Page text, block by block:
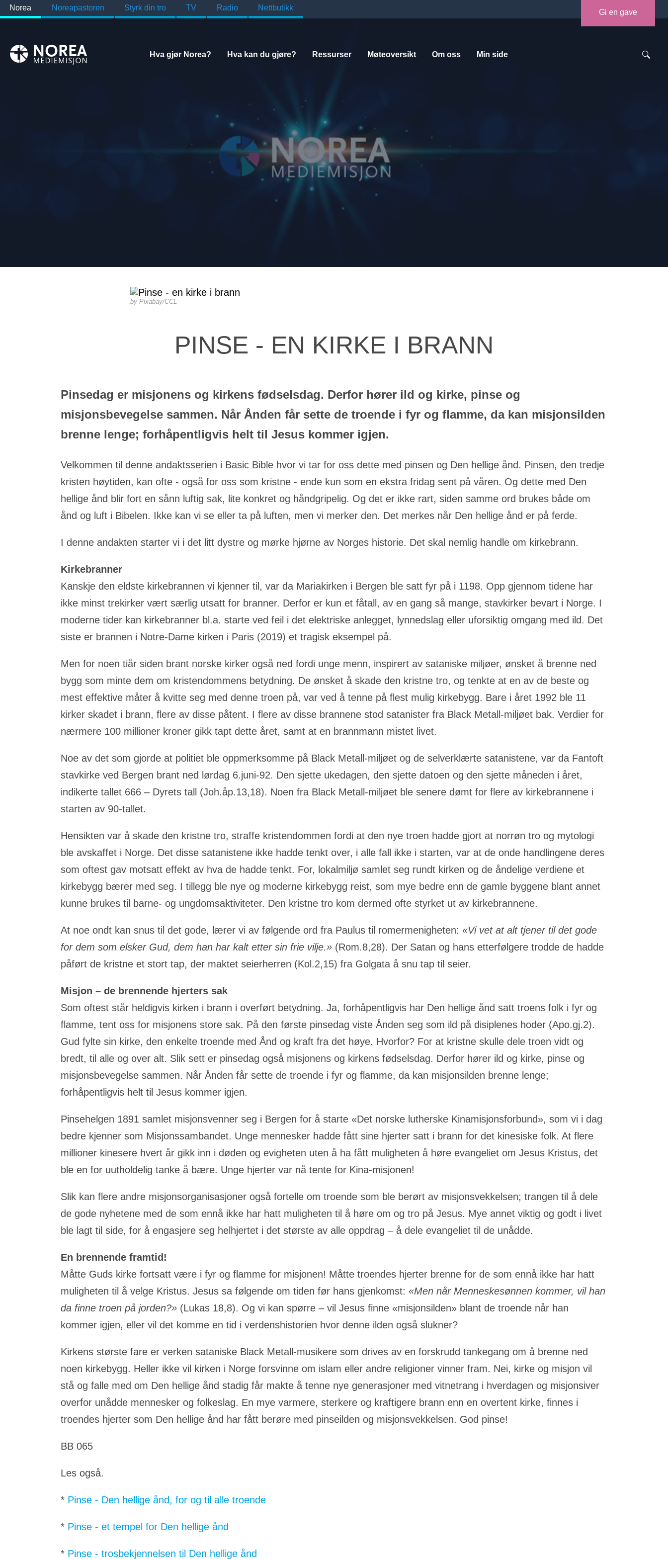
Norea Noreapastoren Styrk din tro TV Radio Nettbutikk
Gi en gave
Hva gjør Norea? Hva kan du gjøre? Ressurser Møteoversikt Om oss Min side
Pixabay/CCL
PINSE - EN KIRKE I BRANN
Pinsedag er misjonens og kirkens fødselsdag. Derfor hører ild og kirke, pinse og
misjonsbevegelse sammen. Når Ånden får sette de troende i fyr og flamme, da kan misjonsilden
brenne lenge; forhåpentligvis helt til Jesus kommer igjen.
Velkommen til denne andaktsserien i Basic Bible hvor vi tar for oss dette med pinsen og Den hellige ånd. Pinsen, den tredje
kristen høytiden, kan ofte - også for oss som kristne - ende kun som en ekstra fridag sent på våren. Og dette med Den
hellige ånd blir fort en sånn luftig sak, lite konkret og håndgripelig. Og det er ikke rart, siden samme ord brukes både om
ånd og luft i Bibelen. Ikke kan vi se eller ta på luften, men vi merker den. Det merkes når Den hellige ånd er på ferde.
I denne andakten starter vi i det litt dystre og mørke hjørne av Norges historie. Det skal nemlig handle om kirkebrann.
Kirkebranner
Kanskje den eldste kirkebrannen vi kjenner til, var da Mariakirken i Bergen ble satt fyr på i 1198. Opp gjennom tidene har
ikke minst trekirker vært særlig utsatt for branner. Derfor er kun et fåtall, av en gang så mange, stavkirker bevart i Norge. I
moderne tider kan kirkebranner bl.a. starte ved feil i det elektriske anlegget, lynnedslag eller uforsiktig omgang med ild. Det
siste er brannen i Notre-Dame kirken i Paris (2019) et tragisk eksempel på.
Men for noen tiår siden brant norske kirker også ned fordi unge menn, inspirert av sataniske miljøer, ønsket å brenne ned
bygg som minte dem om kristendommens betydning. De ønsket å skade den kristne tro, og tenkte at en av de beste og
mest effektive måter å kvitte seg med denne troen på, var ved å tenne på flest mulig kirkebygg. Bare i året 1992 ble 11
kirker skadet i brann, flere av disse påtent. I flere av disse brannene stod satanister fra Black Metall-miljøet bak. Verdier for
nærmere 100 millioner kroner gikk tapt dette året, samt at en brannmann mistet livet.
Noe av det som gjorde at politiet ble oppmerksomme på Black Metall-miljøet og de selverklærte satanistene, var da Fantoft
stavkirke ved Bergen brant ned lørdag 6.juni-92. Den sjette ukedagen, den sjette datoen og den sjette måneden i året,
indikerte tallet 666 – Dyrets tall (Joh.åp.13,18). Noen fra Black Metall-miljøet ble senere dømt for flere av kirkebrannene i
starten av 90-tallet.
Hensikten var å skade den kristne tro, straffe kristendommen fordi at den nye troen hadde gjort at norrøn tro og mytologi
ble avskaffet i Norge. Det disse satanistene ikke hadde tenkt over, i alle fall ikke i starten, var at de onde handlingene deres
som oftest gav motsatt effekt av hva de hadde tenkt. For, lokalmiljø samlet seg rundt kirken og de åndelige verdiene et
kirkebygg bærer med seg. I tillegg ble nye og moderne kirkebygg reist, som mye bedre enn de gamle byggene blant annet
kunne brukes til barne- og ungdomsaktiviteter. Den kristne tro kom dermed ofte styrket ut av kirkebrannene.
At noe ondt kan snus til det gode, lærer vi av følgende ord fra Paulus til romermenigheten: «Vi vet at alt tjener til det gode
for dem som elsker Gud, dem han har kalt etter sin frie vilje.» (Rom.8,28). Der Satan og hans etterfølgere trodde de hadde
påført de kristne et stort tap, der maktet seierherren (Kol.2,15) fra Golgata å snu tap til seier.
Misjon – de brennende hjerters sak
Som oftest står heldigvis kirken i brann i overført betydning. Ja, forhåpentligvis har Den hellige ånd satt troens folk i fyr og
flamme, tent oss for misjonens store sak. På den første pinsedag viste Ånden seg som ild på disiplenes hoder (Apo.gj.2).
Gud fylte sin kirke, den enkelte troende med Ånd og kraft fra det høye. Hvorfor? For at kristne skulle dele troen vidt og
bredt, til alle og over alt. Slik sett er pinsedag også misjonens og kirkens fødselsdag. Derfor hører ild og kirke, pinse og
misjonsbevegelse sammen. Når Ånden får sette de troende i fyr og flamme, da kan misjonsilden brenne lenge;
forhåpentligvis helt til Jesus kommer igjen.
Pinsehelgen 1891 samlet misjonsvenner seg i Bergen for å starte «Det norske lutherske Kinamisjonsforbund», som vi i dag
bedre kjenner som Misjonssambandet. Unge mennesker hadde fått sine hjerter satt i brann for det kinesiske folk. At flere
millioner kinesere hvert år gikk inn i døden og evigheten uten å ha fått muligheten å høre evangeliet om Jesus Kristus, det
ble en for uutholdelig tanke å bære. Unge hjerter var nå tente for Kina-misjonen!
Slik kan flere andre misjonsorganisasjoner også fortelle om troende som ble berørt av misjonsvekkelsen; trangen til å dele
de gode nyhetene med de som ennå ikke har hatt muligheten til å høre om og tro på Jesus. Mye annet viktig og godt i livet
ble lagt til side, for å engasjere seg helhjertet i det største av alle oppdrag – å dele evangeliet til de unådde.
En brennende framtid!
Måtte Guds kirke fortsatt være i fyr og flamme for misjonen! Måtte troendes hjerter brenne for de som ennå ikke har hatt
muligheten til å velge Kristus. Jesus sa følgende om tiden før hans gjenkomst: «Men når Menneskesønnen kommer, vil han
da finne troen på jorden?» (Lukas 18,8). Og vi kan spørre – vil Jesus finne «misjonsilden» blant de troende når han
kommer igjen, eller vil det komme en tid i verdenshistorien hvor denne ilden også slukner?
Kirkens største fare er verken sataniske Black Metall-musikere som drives av en forskrudd tankegang om å brenne ned
noen kirkebygg. Heller ikke vil kirken i Norge forsvinne om islam eller andre religioner vinner fram. Nei, kirke og misjon vil
stå og falle med om Den hellige ånd stadig får makte å tenne nye generasjoner med vitnetrang i hverdagen og misjonsiver
overfor unådde mennesker og folkeslag. En mye varmere, sterkere og kraftigere brann enn en overtent kirke, finnes i
troendes hjerter som Den hellige ånd har fått berøre med pinseilden og misjonsvekkelsen. God pinse!
BB 065
Les også.
* Pinse - Den hellige ånd, for og til alle troende
* Pinse - et tempel for Den hellige ånd
* Pinse - trosbekjennelsen til Den hellige ånd